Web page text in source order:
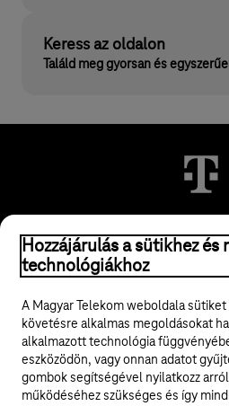
Keress az oldalon
Találd meg gyorsan és
© 2026 Magyar Telekom Nyrt.
ÁSZF
Adatvédelem
Hozzájárulás a sütikhez és
technológiákhoz
A Magyar Telekom weboldala
követésre alkalmas megoldásokat
alkalmazott technológia
eszközödön, vagy onnan adatot
gombok segítségével nyilatkozz
működéséhez szükséges és így